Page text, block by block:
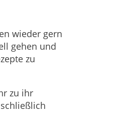
wieder gern
gehen und
zu
zu ihr